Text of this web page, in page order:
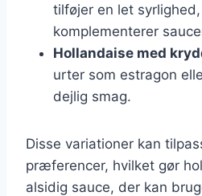
tilføjer en let
komplementerer
Hollandaise med
urter som estragon
dejlig smag.
Disse variationer kan
præferencer, hvilket gør
alsidig sauce, der kan